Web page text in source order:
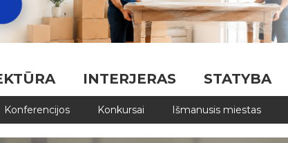
INTERJERAS STATYBA
Konferencijos Konkursai Išmanusis miestas